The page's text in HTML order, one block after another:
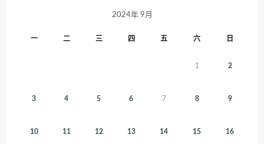
2024年 9月
一 二 三 四 五 六 日
1 2
3 4 5 6 7 8 9
10 11 12 13 14 15 16